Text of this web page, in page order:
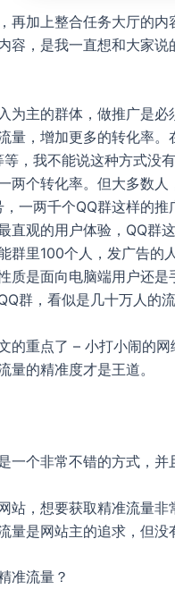
再加上整合任务大厅的
容，是我一直想和大家
为主的群体，做推广是
量，增加更多的转化率
，我不能说这种方式没
两个转化率。但大多数
一两千个QQ群这样的
直观的用户体验，QQ群
群里100个人，发广告的
质是面向电脑端用户还
群，看似是几十万人的
的重点了 – 小打小闹的
量的精准度才是王道。
一个非常不错的方式，
站，想要获取精准流量
量是网站主的追求，但没
准流量？